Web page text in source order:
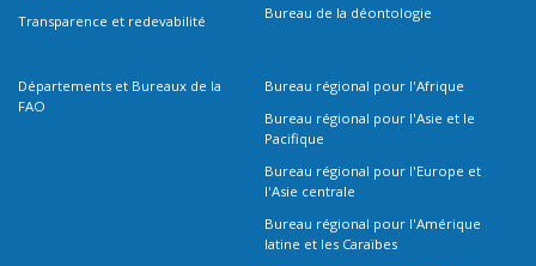
Transparence et redevabilité
Bureau de la déontologie
Départements et Bureaux de la
FAO
Bureau régional pour l'Afrique
Bureau régional pour l'Asie et le
Pacifique
Bureau régional pour l'Europe et
l'Asie centrale
Bureau régional pour l'Amérique
latine et les Caraïbes